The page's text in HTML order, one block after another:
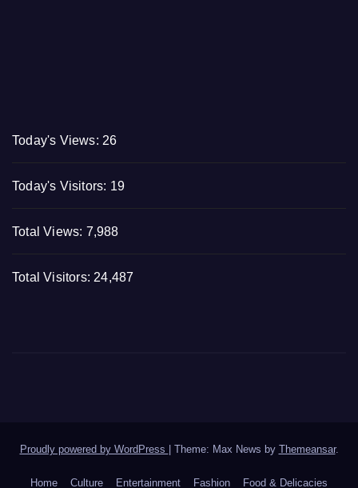
Today's Views: 26
Today's Visitors: 19
Total Views: 7,988
Total Visitors:24,487
Proudly powered by WordPress Theme: Max News by Themeansar.
Home Culture Entertainment Fashion Food & Delicacies